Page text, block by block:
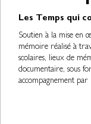
Les Temps qui
Soutien à la mise en
mémoire réalisé à
scolaires, lieux de
documentaire, sous
accompagnement